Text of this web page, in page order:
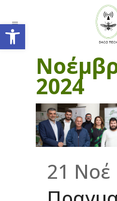
Ανοίξτε τη γραμμή εργαλείων
2024
21 Νοέ